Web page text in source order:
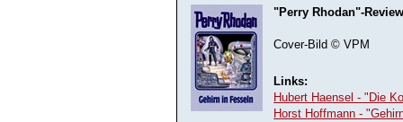
"Perry Rhodan"-
Cover-Bild © VPM
Links:
Hubert Haensel - "Die
Horst Hoffmann -